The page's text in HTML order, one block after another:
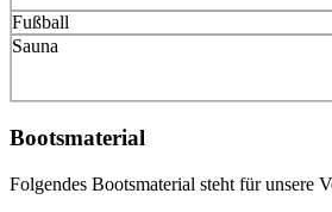
Fußball
Sauna
Bootsmaterial
Folgendes Bootsmaterial steht für unsere